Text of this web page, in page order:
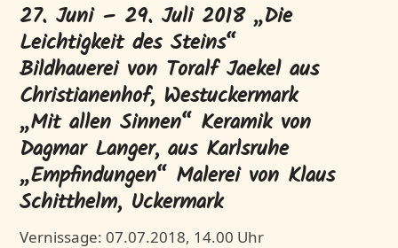
27. Juni – 29. Juli 2018 „Die
Leichtigkeit des Steins“
Bildhauerei von Toralf Jaekel aus
Christianenhof, Westuckermark
„Mit allen Sinnen“ Keramik von
Dagmar Langer, aus Karlsruhe
„Empfindungen“ Malerei von Klaus
Schitthelm, Uckermark
Vernissage: 07.07.2018, 14.00 Uhr